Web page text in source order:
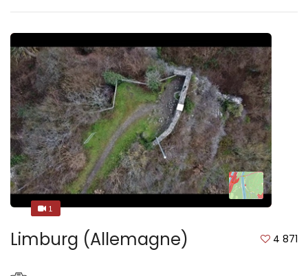
1
1
Limburg (Allemagne) 4 871